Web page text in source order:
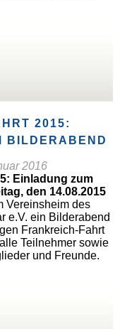
2015:
BILDERABEND
2016
Einladung zum
den 14.08.2015
Vereinsheim des
e.V. ein Bilderabend
Frankreich-Fahrt
Teilnehmer sowie
und Freunde.